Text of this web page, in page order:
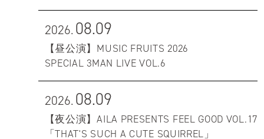
2026.08.09
【昼公演】MUSIC FRUITS 2026
SPECIAL 3MAN LIVE VOL.6
2026.08.09
【夜公演】AILA PRESENTS FEEL GOOD VOL.17
「THAT'S SUCH A CUTE SQUIRREL」